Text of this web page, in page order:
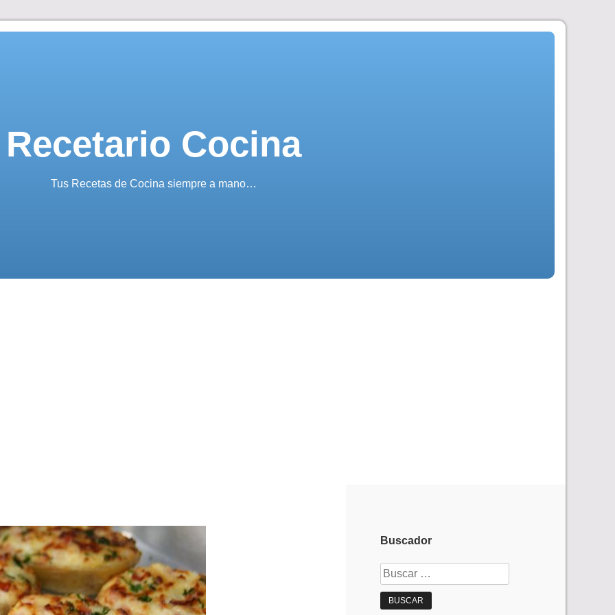
Recetario Cocina
Tus Recetas de Cocina siempre a mano…
Buscador
Buscar: